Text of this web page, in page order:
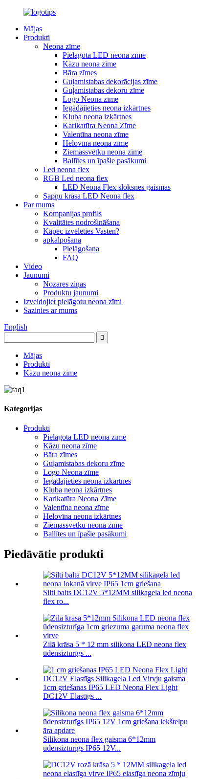
Mājas
Produkti
Neona zīme
Pielāgota LED neona zīme
Kāzu neona zīme
Bāra zīmes
Guļamistabas dekorācijas zīme
Guļamistabas dekoru zīme
Logo Neona zīme
Iegādājieties neona izkārtnes
Kluba neona izkārtnes
Karikatūra Neona Zīme
Valentīna neona zīme
Helovīna neona zīme
Ziemassvētku neona zīme
Ballītes un īpašie pasākumi
Led neona flex
RGB Led neona flex
LED Neona Flex sloksnes gaismas
Sapņu krāsa LED Neona flex
Par mums
Kompanijas profils
Kvalitātes nodrošināšana
Kāpēc izvēlēties Vasten?
apkalpošana
Pielāgošana
FAQ
Video
Jaunumi
Nozares ziņas
Produktu jaunumi
Izveidojiet pielāgotu neona zīmi
Sazinies ar mums
English
Mājas
Produkti
Kāzu neona zīme
Kategorijas
Produkti
Pielāgota LED neona zīme
Kāzu neona zīme
Bāra zīmes
Guļamistabas dekoru zīme
Logo Neona zīme
Iegādājieties neona izkārtnes
Kluba neona izkārtnes
Karikatūra Neona Zīme
Valentīna neona zīme
Helovīna neona izkārtnes
Ziemassvētku neona zīme
Ballītes un īpašie pasākumi
Piedāvātie produkti
Silti balts DC12V 5*12MM silikagela led neona
flex ro...
Zilā krāsa 5 * 12 mm silikona LED neona flex
ūdensizturīgs ...
1cm griešanas IP65 LED Neona Flex Light
DC12V Elastīgs ...
Silikona neona flex gaisma 6*12mm
ūdensizturīgs IP65 12V...